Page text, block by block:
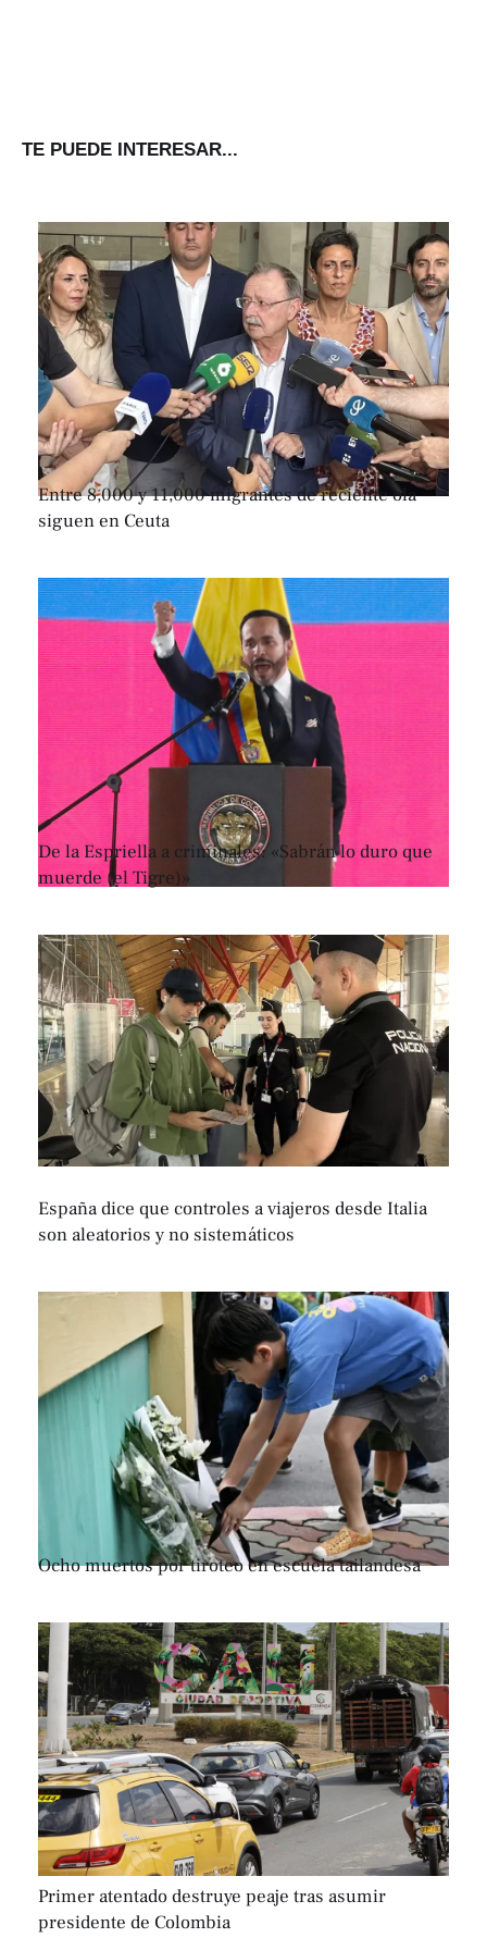
TE PUEDE INTERESAR...
Entre 8,000 y 11,000 migrantes de reciente ola
siguen en Ceuta
De la Espriella a criminales: «Sabrán lo duro que
muerde (el Tigre)»
España dice que controles a viajeros desde Italia
son aleatorios y no sistemáticos
Ocho muertos por tiroteo en escuela tailandesa
Primer atentado destruye peaje tras asumir
presidente de Colombia